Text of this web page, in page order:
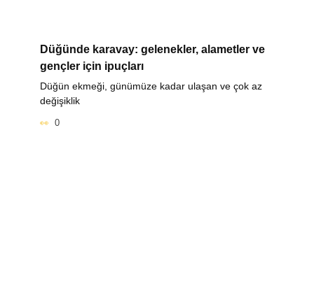
Düğünde karavay: gelenekler, alametler ve
gençler için ipuçları
Düğün ekmeği, günümüze kadar ulaşan ve çok az
değişiklik
0